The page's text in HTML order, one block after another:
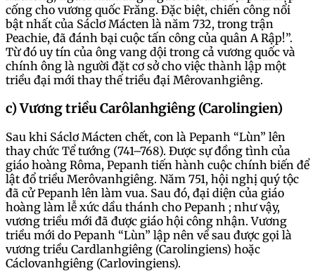
cống cho vương quốc Frăng. Đặc biệt, chiến công nổi
bật nhất của Sáclơ Mácten là năm 732, trong trận
Peachie, đã đánh bại cuộc tấn công của quân A Rập!”.
Từ đó uy tín của ông vang dội trong cả vương quốc và
chính ông là người đặt cơ sở cho việc thành lập một
triều đại mới thay thế triều đại Mêrovanhgiêng.
c) Vương triều Carôlanhgiêng (Carolingien)
Sau khi Sáclơ Mácten chết, con là Pepanh “Lùn” lên
thay chức Tể tướng (741–768). Được sự đồng tình của
giáo hoàng Rôma, Pepanh tiến hành cuộc chính biến để
lật đổ triều Merôvanhgiêng. Năm 751, hội nghị quý tộc
đã cử Pepanh lên làm vua. Sau đó, đại diện của giáo
hoàng làm lễ xức dầu thánh cho Pepanh ; như vậy,
vương triều mới đã được giáo hội công nhận. Vương
triều mới do Pepanh “Lùn” lập nên về sau được gọi là
vương triều Cardlanhgiêng (Carolingiens) hoặc
Cáclovanhgiêng (Carlovingiens).